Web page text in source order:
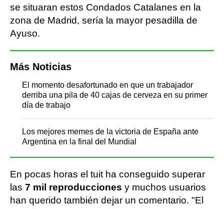
se situaran estos Condados Catalanes en la
zona de Madrid, sería la mayor pesadilla de
Ayuso.
Más Noticias
El momento desafortunado en que un trabajador
derriba una pila de 40 cajas de cerveza en su primer
día de trabajo
Los mejores memes de la victoria de España ante
Argentina en la final del Mundial
En pocas horas el tuit ha conseguido superar
las 7 mil reproducciones y muchos usuarios
han querido también dejar un comentario. "El